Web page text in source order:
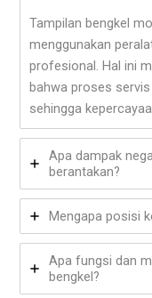
Tampilan bengkel
menggunakan
profesional. Hal ini
bahwa proses
sehingga
Apa dampak
berantakan?
Mengapa posisi
Apa fungsi dan
bengkel?